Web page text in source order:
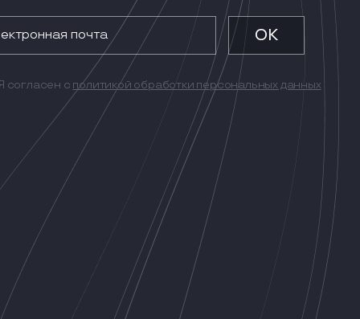
согласен с политикой обработки персональных данных